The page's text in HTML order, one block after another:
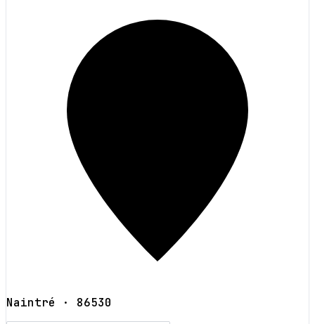
Naintré · 86530